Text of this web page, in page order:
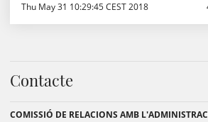
Thu May 31 10:29:45 CEST 2018
Contacte
COMISSIÓ DE RELACIONS AMB